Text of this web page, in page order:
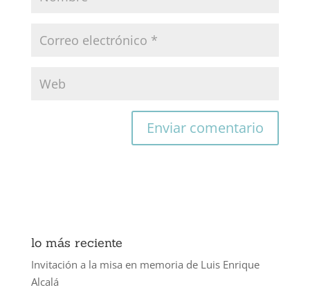
lo más reciente
Invitación a la misa en memoria de Luis Enrique
Alcalá